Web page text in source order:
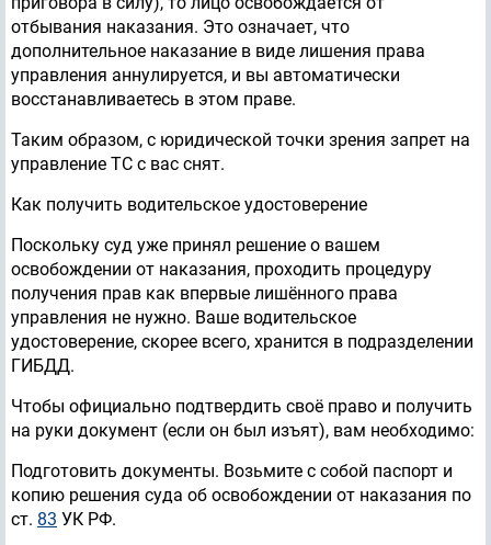
отбывания наказания. Это означает, что
дополнительное наказание в виде лишения права
управления аннулируется, и вы автоматически
восстанавливаетесь в этом праве.
Таким образом, с юридической точки зрения запрет на
управление ТС с вас снят.
Как получить водительское удостоверение
Поскольку суд уже принял решение о вашем
освобождении от наказания, проходить процедуру
получения прав как впервые лишённого права
управления не нужно. Ваше водительское
удостоверение, скорее всего, хранится в подразделении
ГИБДД.
Чтобы официально подтвердить своё право и получить
на руки документ (если он был изъят), вам необходимо:
Подготовить документы. Возьмите с собой паспорт и
копию решения суда об освобождении от наказания по
ст. 83 УК РФ.